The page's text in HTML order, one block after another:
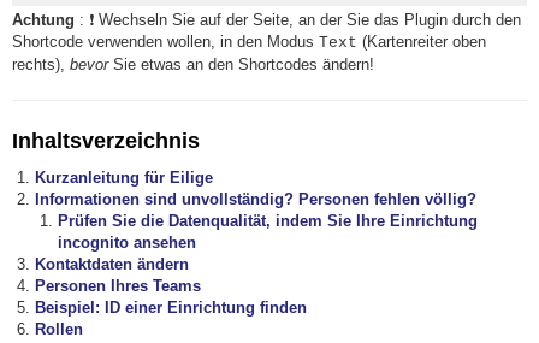
Achtung : ❗ Wechseln Sie auf der Seite, an der Sie das Plugin durch den
Shortcode verwenden wollen, in den Modus Text (Kartenreiter oben
rechts), bevorSie etwas an den Shortcodes ändern!
Inhaltsverzeichnis
Kurzanleitung für Eilige
Informationen sind unvollständig? Personen fehlen völlig?
Prüfen Sie die Datenqualität, indem Sie Ihre Einrichtung
incognito ansehen
Kontaktdaten ändern
Personen Ihres Teams
Beispiel: ID einer Einrichtung finden
Rollen